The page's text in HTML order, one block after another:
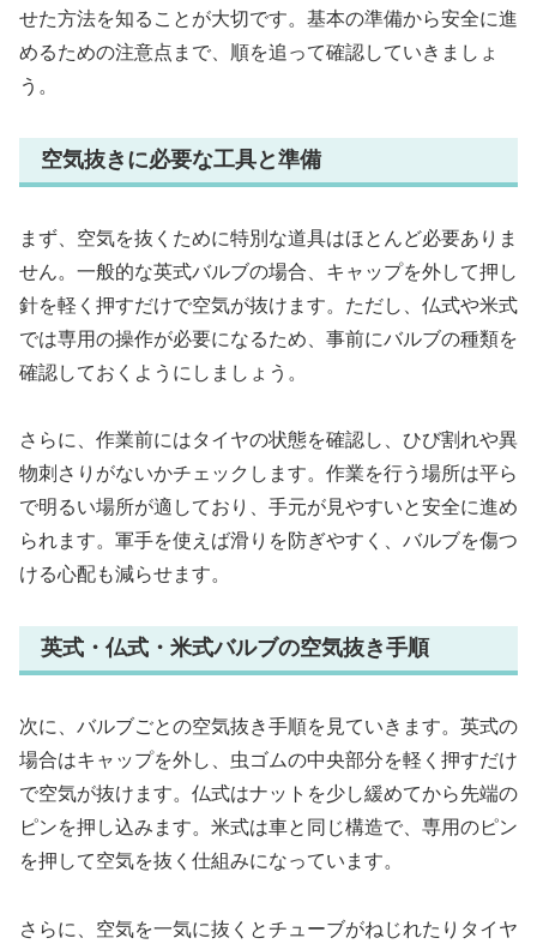
せた方法を知ることが大切です。基本の準備から安全に進
めるための注意点まで、順を追って確認していきましょ
う。
空気抜きに必要な工具と準備
まず、空気を抜くために特別な道具はほとんど必要ありま
せん。一般的な英式バルブの場合、キャップを外して押し
針を軽く押すだけで空気が抜けます。ただし、仏式や米式
では専用の操作が必要になるため、事前にバルブの種類を
確認しておくようにしましょう。
さらに、作業前にはタイヤの状態を確認し、ひび割れや異
物刺さりがないかチェックします。作業を行う場所は平ら
で明るい場所が適しており、手元が見やすいと安全に進め
られます。軍手を使えば滑りを防ぎやすく、バルブを傷つ
ける心配も減らせます。
英式・仏式・米式バルブの空気抜き手順
次に、バルブごとの空気抜き手順を見ていきます。英式の
場合はキャップを外し、虫ゴムの中央部分を軽く押すだけ
で空気が抜けます。仏式はナットを少し緩めてから先端の
ピンを押し込みます。米式は車と同じ構造で、専用のピン
を押して空気を抜く仕組みになっています。
さらに、空気を一気に抜くとチューブがねじれたりタイヤ